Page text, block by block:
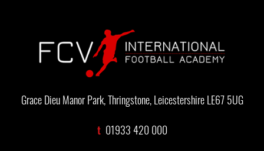
Grace Dieu Manor Park, Thringstone, Leicestershire LE67 5UG
t 01933 420 000